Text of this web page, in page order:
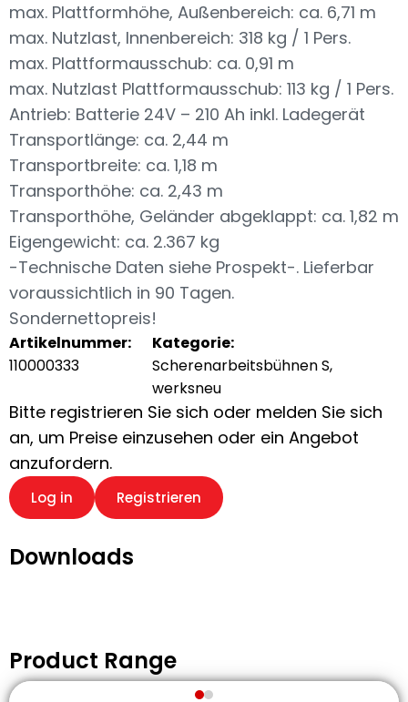
max. Plattformhöhe, Außenbereich: ca. 6,71 m
max. Nutzlast, Innenbereich: 318 kg / 1 Pers.
max. Plattformausschub: ca. 0,91 m
max. Nutzlast Plattformausschub: 113 kg / 1 Pers.
Antrieb: Batterie 24V – 210 Ah inkl. Ladegerät
Transportlänge: ca. 2,44 m
Transportbreite: ca. 1,18 m
Transporthöhe: ca. 2,43 m
Transporthöhe, Geländer abgeklappt: ca. 1,82 m
Eigengewicht: ca. 2.367 kg
-Technische Daten siehe Prospekt-. Lieferbar
voraussichtlich in 90 Tagen.
Sondernettopreis!
Artikelnummer:
110000333
Kategorie:
Scherenarbeitsbühnen S,
werksneu
Bitte registrieren Sie sich oder melden Sie sich
an, um Preise einzusehen oder ein Angebot
anzufordern.
Log in Registrieren
Downloads
Product Range